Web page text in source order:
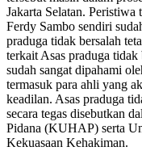
Jakarta Selatan. Peristiwa
Ferdy Sambo sendiri
praduga tidak bersalah
terkait Asas praduga
sudah sangat dipahami
termasuk para ahli yang
keadilan. Asas praduga
secara tegas disebutkan
Pidana (KUHAP) serta
Kekuasaan Kehakiman.